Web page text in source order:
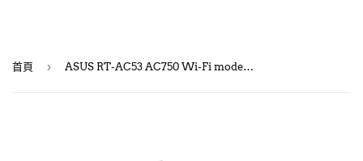
首頁 › ASUS RT-AC53 AC750 Wi-Fi modem router／雙頻Gigabit無線路由器